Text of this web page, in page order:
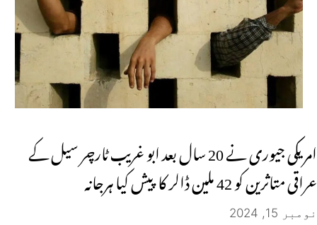
امریکی جیوری نے 20 سال بعد ابو غریب ٹارچر سیل کے
عراقی متاثرین کو 42 ملین ڈالر کا پیش کیا ہرجانہ
نومبر 15, 2024